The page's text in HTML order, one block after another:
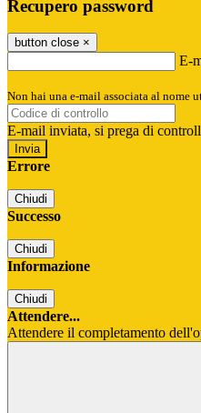
Recupero password
button close ×
E-
Non hai una e-mail associata al nome
E-mail inviata, si prega di
Errore
Chiudi
Successo
Chiudi
Informazione
Chiudi
Attendere...
Attendere il completamento